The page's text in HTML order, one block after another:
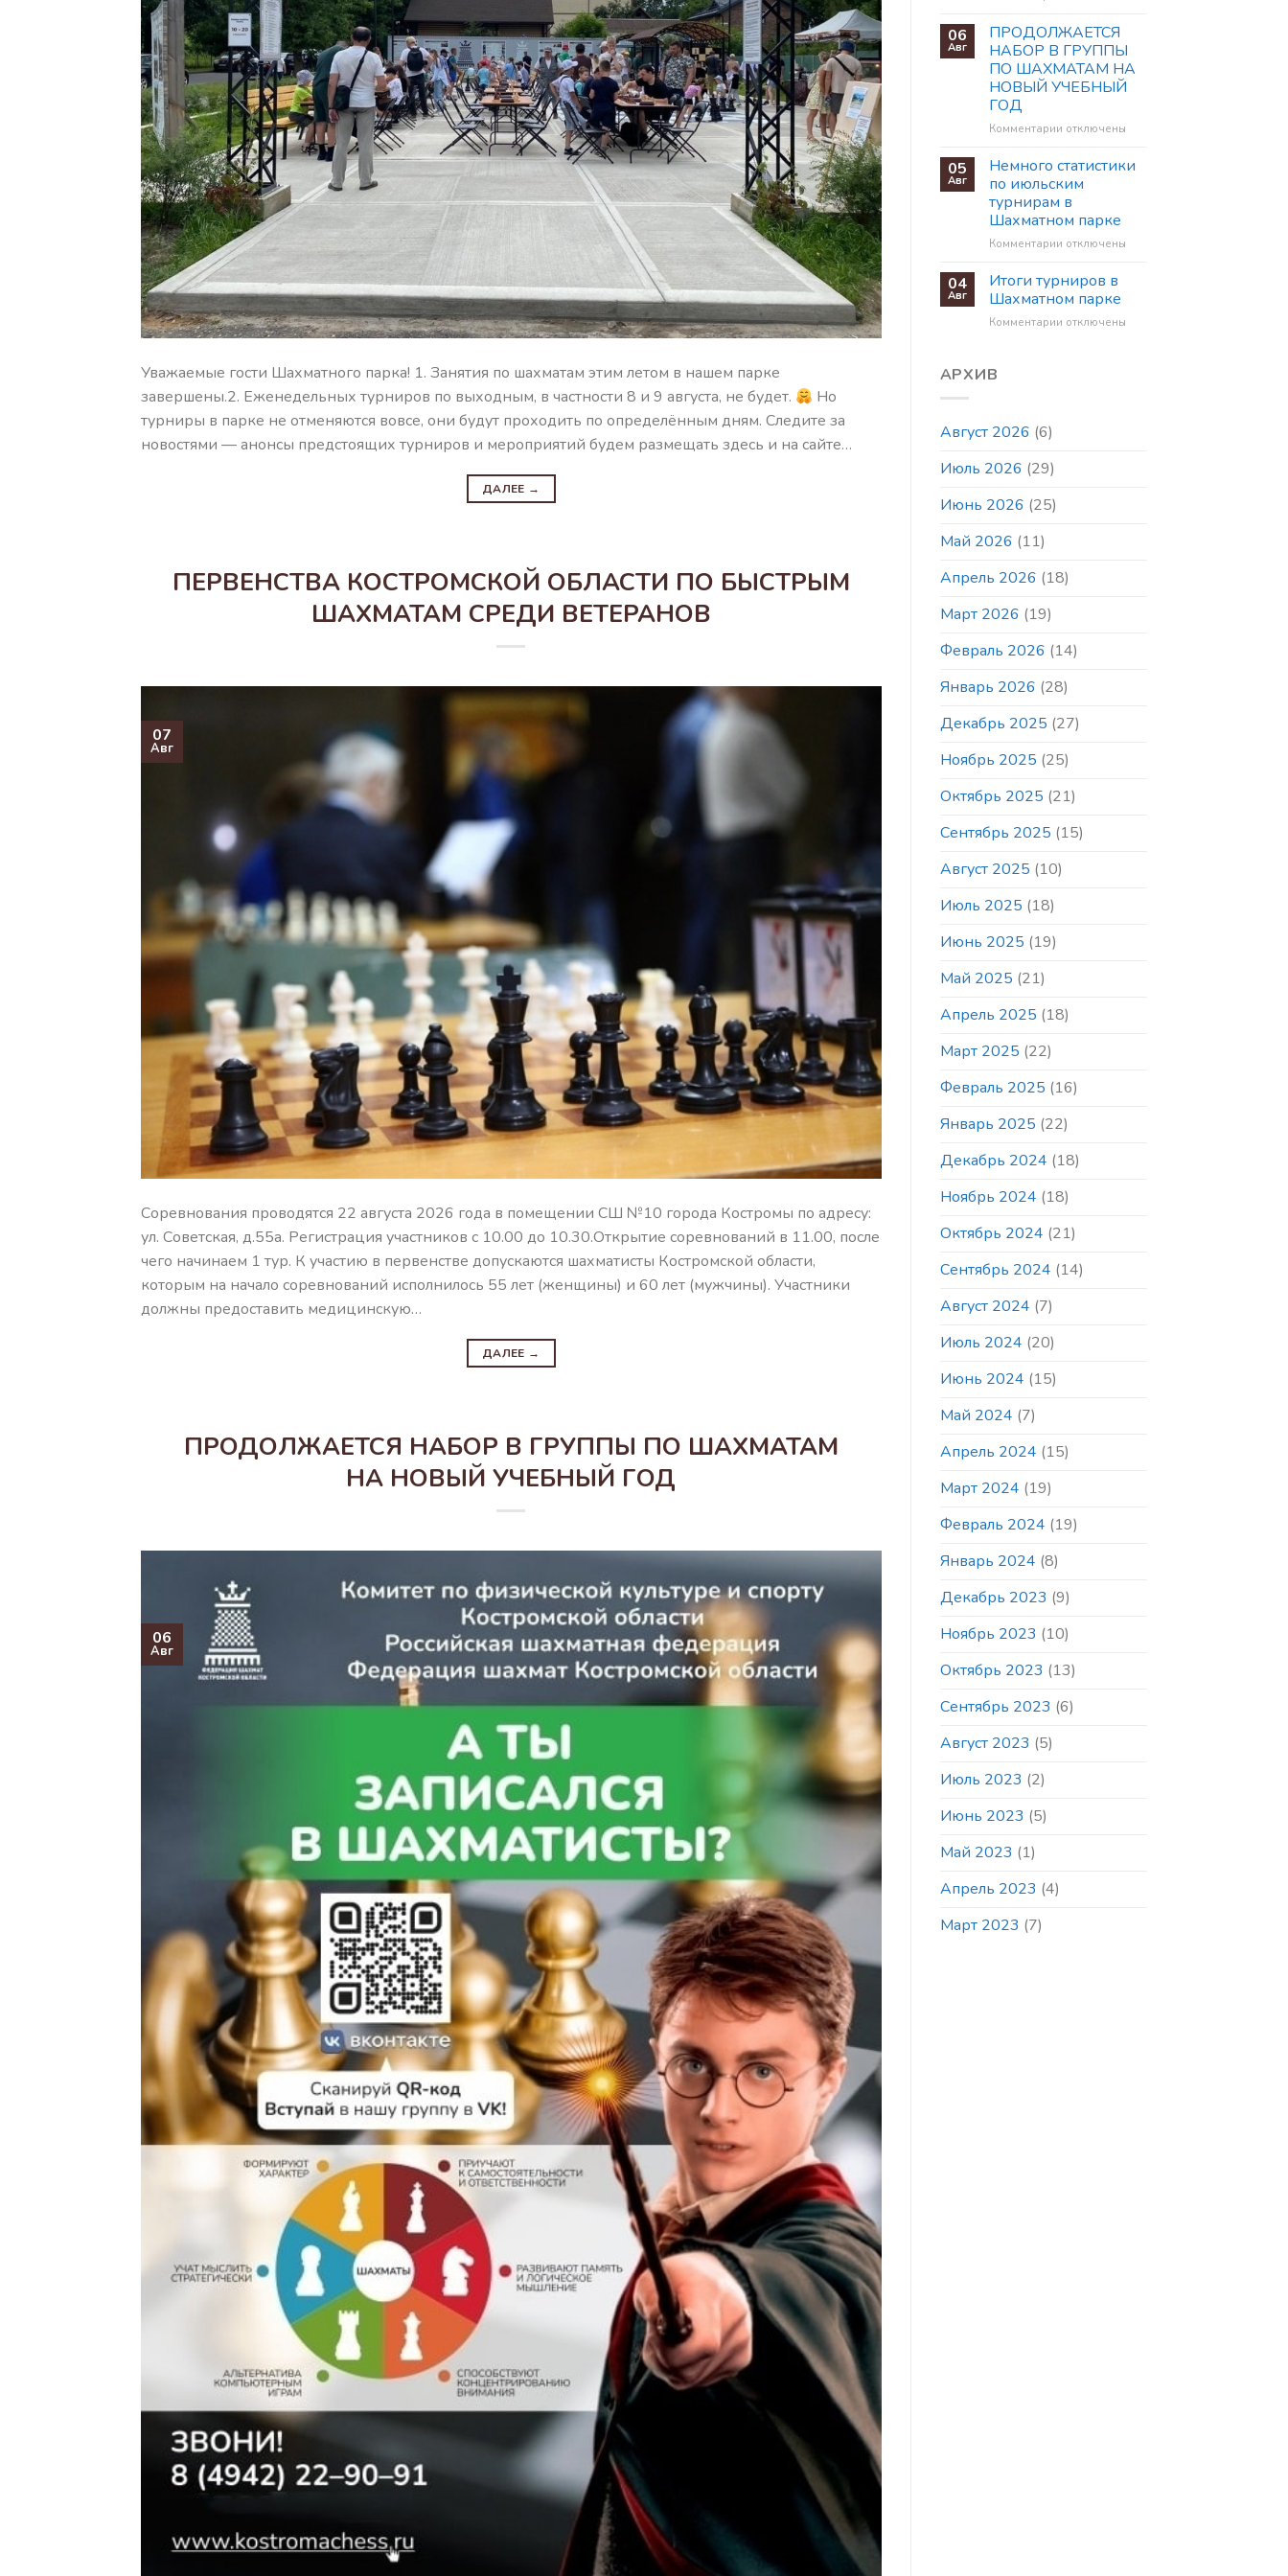
Уважаемые гости Шахматного парка! 1. Занятия по шахматам этим летом в нашем парке
завершены.2. Еженедельных турниров по выходным, в частности 8 и 9 августа, не будет.
Но
турниры в парке не отменяются вовсе, они будут проходить по определённым дням. Следите за
новостями — анонсы предстоящих турниров и мероприятий будем размещать здесь и на сайте…
ДАЛЕЕ →
ПЕРВЕНСТВА КОСТРОМСКОЙ ОБЛАСТИ ПО БЫСТРЫМ
ШАХМАТАМ СРЕДИ ВЕТЕРАНОВ
07
Авг
Соревнования проводятся 22 августа 2026 года в помещении СШ №10 города Костромы по адресу:
ул. Советская, д.55а. Регистрация участников с 10.00 до 10.30.Открытие соревнований в 11.00, после
чего начинаем 1 тур. К участию в первенстве допускаются шахматисты Костромской области,
которым на начало соревнований исполнилось 55 лет (женщины) и 60 лет (мужчины). Участники
должны предоставить медицинскую…
ДАЛЕЕ →
ПРОДОЛЖАЕТСЯ НАБОР В ГРУППЫ ПО ШАХМАТАМ
НА НОВЫЙ УЧЕБНЫЙ ГОД
06
Авг
ПЕРВЕНСТВА
КОСТРОМСКОЙ
ОБЛАСТИ
ПО
БЫСТРЫМ
СРЕДИ
06
Авг
ПРОДОЛЖАЕТСЯ
НАБОР В ГРУППЫ
ПО ШАХМАТАМ НА
НОВЫЙ УЧЕБНЫЙ
ГОД
Комментариик
ПРОДОЛЖАЕТСЯ
В
ГРУППЫ
ПО
ШАХМАТАМ
УЧЕБНЫЙ
ГОД
отключены
05
Авг
Немного статистики
по июльским
турнирам в
Шахматном парке
Комментариик
Немного
статистики
по
июльским
отключены
04
Авг
Итоги турниров в
Шахматном парке
Комментариикотключены
АРХИВ
Август 2026 (6)
Июль 2026 (29)
Июнь 2026 (25)
Май 2026 (11)
Апрель 2026 (18)
Март 2026 (19)
Февраль 2026 (14)
Январь 2026 (28)
Декабрь 2025 (27)
Ноябрь 2025 (25)
Октябрь 2025 (21)
Сентябрь 2025 (15)
Август 2025 (10)
Июль 2025 (18)
Июнь 2025 (19)
Май 2025 (21)
Апрель 2025 (18)
Март 2025 (22)
Февраль 2025 (16)
Январь 2025 (22)
Декабрь 2024 (18)
Ноябрь 2024 (18)
Октябрь 2024 (21)
Сентябрь 2024 (14)
Август 2024 (7)
Июль 2024 (20)
Июнь 2024 (15)
Май 2024 (7)
Апрель 2024 (15)
Март 2024 (19)
Февраль 2024 (19)
Январь 2024 (8)
Декабрь 2023 (9)
Ноябрь 2023 (10)
Октябрь 2023 (13)
Сентябрь 2023 (6)
Август 2023 (5)
Июль 2023 (2)
Июнь 2023 (5)
Май 2023 (1)
Апрель 2023 (4)
Март 2023 (7)